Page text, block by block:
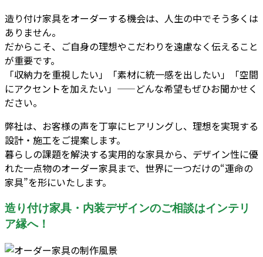
造り付け家具をオーダーする機会は、人生の中でそう多くは
ありません。
だからこそ、ご自身の理想やこだわりを遠慮なく伝えること
が重要です。
「収納力を重視したい」「素材に統一感を出したい」「空間
にアクセントを加えたい」——どんな希望もぜひお聞かせく
ださい。
弊社は、お客様の声を丁寧にヒアリングし、理想を実現する
設計・施工をご提案します。
暮らしの課題を解決する実用的な家具から、デザイン性に優
れた一点物のオーダー家具まで、世界に一つだけの“運命の
家具”を形にいたします。
造り付け家具・内装デザインのご相談はインテリ
ア縁へ！